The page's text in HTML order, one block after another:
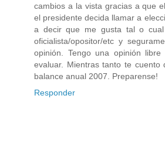
cambios a la vista gracias a que
el presidente decida llamar a
a decir que me gusta tal o
oficialista/opositor/etc y
opinión. Tengo una opinión
evaluar. Mientras tanto te cuento
balance anual 2007. Preparense!
Responder